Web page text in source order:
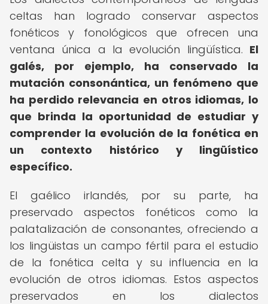
celtas han logrado conservar aspectos
fonéticos y fonológicos que ofrecen una
ventana única a la evolución lingüística. El
galés, por ejemplo, ha conservado la
mutación consonántica, un fenómeno que
ha perdido relevancia en otros idiomas, lo
que brinda la oportunidad de estudiar y
comprender la evolución de la fonética en
un contexto histórico y lingüístico
específico.
El gaélico irlandés, por su parte, ha
preservado aspectos fonéticos como la
palatalización de consonantes, ofreciendo a
los lingüistas un campo fértil para el estudio
de la fonética celta y su influencia en la
evolución de otros idiomas. Estos aspectos
preservados en los dialectos